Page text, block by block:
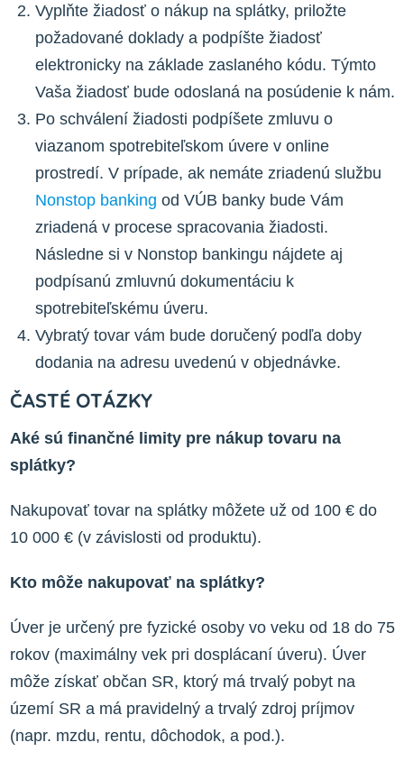
Vyplňte žiadosť o nákup na splátky, priložte
požadované doklady a podpíšte žiadosť
elektronicky na základe zaslaného kódu. Týmto
Vaša žiadosť bude odoslaná na posúdenie k nám.
Po schválení žiadosti podpíšete zmluvu o
viazanom spotrebiteľskom úvere v online
prostredí. V prípade, ak nemáte zriadenú službu
Nonstop banking od VÚB banky bude Vám
zriadená v procese spracovania žiadosti.
Následne si v Nonstop bankingu nájdete aj
podpísanú zmluvnú dokumentáciu k
spotrebiteľskému úveru.
Vybratý tovar vám bude doručený podľa doby
dodania na adresu uvedenú v objednávke.
ČASTÉ OTÁZKY
Aké sú finančné limity pre nákup tovaru na
splátky?
Nakupovať tovar na splátky môžete už od 100 € do
10 000 € (v závislosti od produktu).
Kto môže nakupovať na splátky?
Úver je určený pre fyzické osoby vo veku od 18 do 75
rokov (maximálny vek pri dosplácaní úveru). Úver
môže získať občan SR, ktorý má trvalý pobyt na
území SR a má pravidelný a trvalý zdroj príjmov
(napr. mzdu, rentu, dôchodok, a pod.).